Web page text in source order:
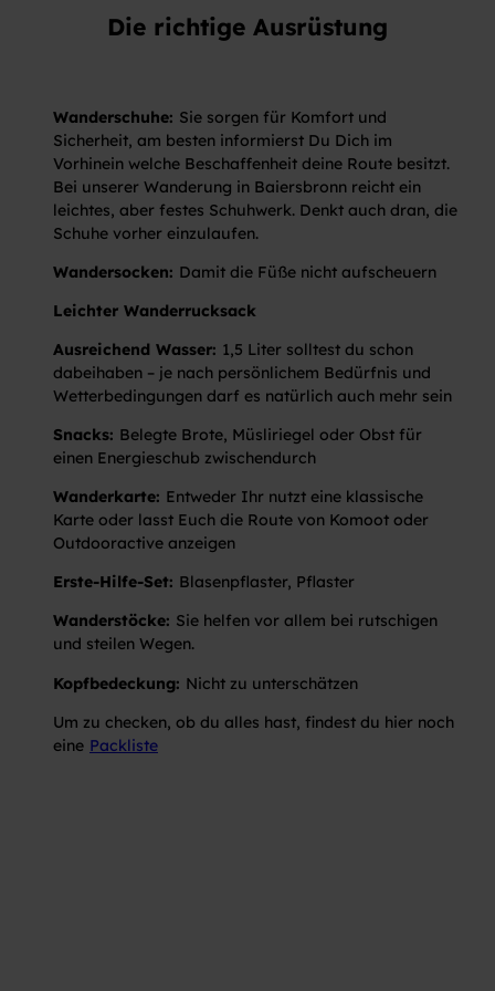
Die richtige Ausrüstung
Wanderschuhe: Sie sorgen für Komfort und
Sicherheit, am besten informierst Du Dich im
Vorhinein welche Beschaffenheit deine Route besitzt.
Bei unserer Wanderung in Baiersbronn reicht ein
leichtes, aber festes Schuhwerk. Denkt auch dran, die
Schuhe vorher einzulaufen.
Wandersocken: Damit die Füße nicht aufscheuern
Leichter Wanderrucksack
Ausreichend Wasser: 1,5 Liter solltest du schon
dabeihaben – je nach persönlichem Bedürfnis und
Wetterbedingungen darf es natürlich auch mehr sein
Snacks: Belegte Brote, Müsliriegel oder Obst für
einen Energieschub zwischendurch
Wanderkarte: Entweder Ihr nutzt eine klassische
Karte oder lasst Euch die Route von Komoot oder
Outdooractive anzeigen
Erste-Hilfe-Set: Blasenpflaster, Pflaster
Wanderstöcke: Sie helfen vor allem bei rutschigen
und steilen Wegen.
Kopfbedeckung: Nicht zu unterschätzen
Um zu checken, ob du alles hast, findest du hier noch
eine Packliste